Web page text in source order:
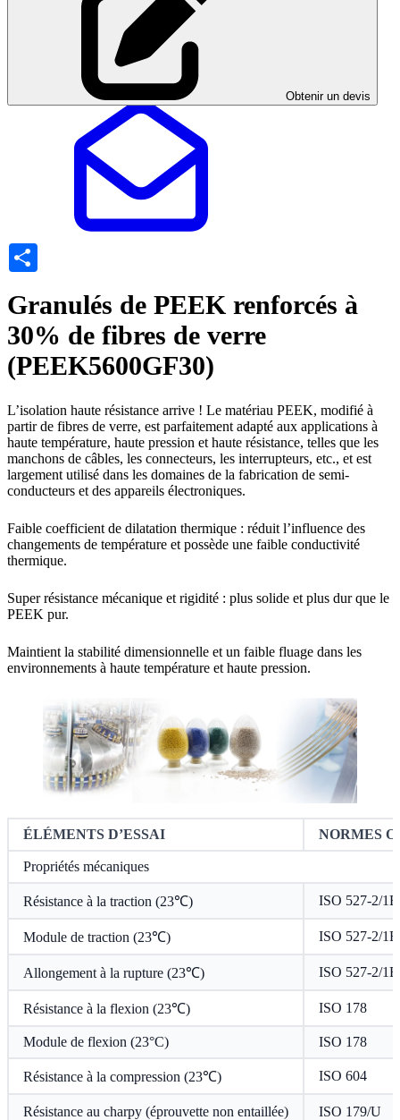
Obtenir un devis
Granulés de PEEK renforcés à
30% de fibres de verre
(PEEK5600GF30)
L’isolation haute résistance arrive ! Le matériau PEEK, modifié à
partir de fibres de verre, est parfaitement adapté aux applications à
haute température, haute pression et haute résistance, telles que les
manchons de câbles, les connecteurs, les interrupteurs, etc., et est
largement utilisé dans les domaines de la fabrication de semi-
conducteurs et des appareils électroniques.
Faible coefficient de dilatation thermique : réduit l’influence des
changements de température et possède une faible conductivité
thermique.
Super résistance mécanique et rigidité : plus solide et plus dur que le
PEEK pur.
Maintient la stabilité dimensionnelle et un faible fluage dans les
environnements à haute température et haute pression.
ÉLÉMENTS D’ESSAI NORMES
Propriétés mécaniques
Résistance à la traction (23℃) ISO 527-2/
Module de traction (23℃) ISO 527-2/
Allongement à la rupture (23℃) ISO 527-2/
Résistance à la flexion (23℃) ISO 178
Module de flexion (23°C) ISO 178
Résistance à la compression (23℃) ISO 604
Résistance au charpy (éprouvette non entaillée) ISO 179/U